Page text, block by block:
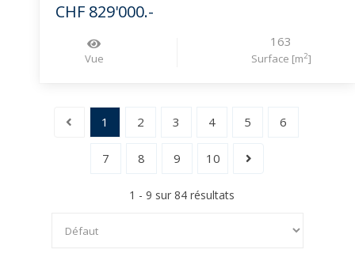
CHF 829'000.-
Vue
163
Surface [m2]
1 2 3 4 5 6
7 8 9 10
1 - 9 sur 84 résultats